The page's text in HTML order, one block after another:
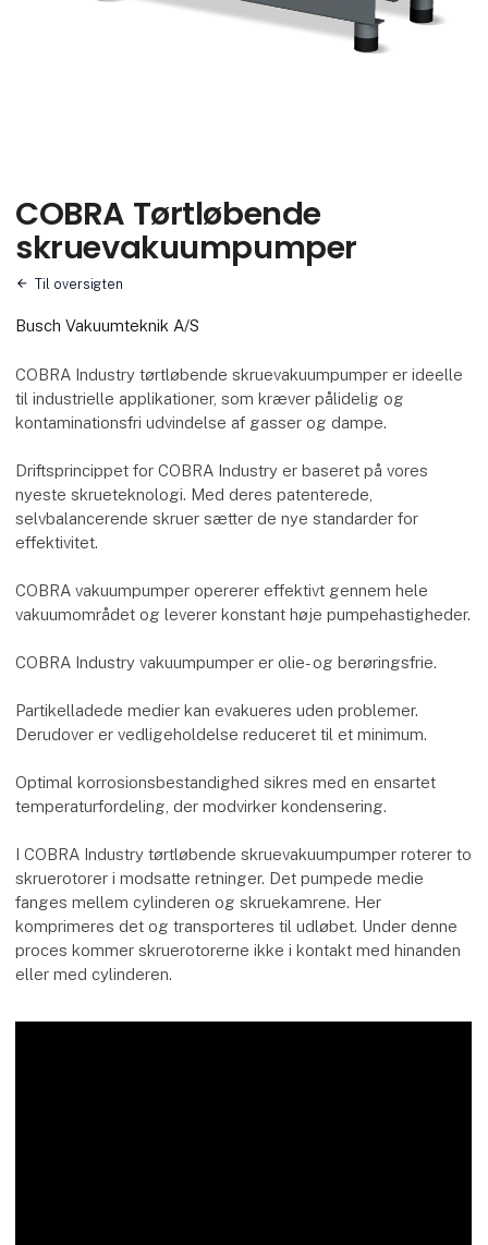
COBRA Tørtløbende
skruevakuumpumper
Til oversigten
Busch Vakuumteknik A/S
COBRA Industry tørtløbende skruevakuumpumper er ideelle
til industrielle applikationer, som kræver pålidelig og
kontaminationsfri udvindelse af gasser og dampe.
Driftsprincippet for COBRA Industry er baseret på vores
nyeste skrueteknologi. Med deres patenterede,
selvbalancerende skruer sætter de nye standarder for
effektivitet.
COBRA vakuumpumper opererer effektivt gennem hele
vakuumområdet og leverer konstant høje pumpehastigheder.
COBRA Industry vakuumpumper er olie- og berøringsfrie.
Partikelladede medier kan evakueres uden problemer.
Derudover er vedligeholdelse reduceret til et minimum.
Optimal korrosionsbestandighed sikres med en ensartet
temperaturfordeling, der modvirker kondensering.
I COBRA Industry tørtløbende skruevakuumpumper roterer to
skruerotorer i modsatte retninger. Det pumpede medie
fanges mellem cylinderen og skruekamrene. Her
komprimeres det og transporteres til udløbet. Under denne
proces kommer skruerotorerne ikke i kontakt med hinanden
eller med cylinderen.